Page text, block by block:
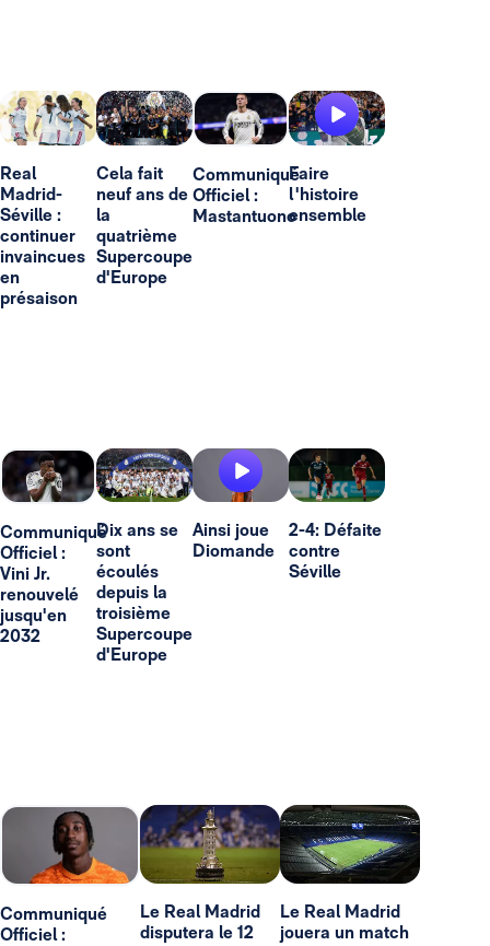
Real
Madrid-
Séville :
continuer
invaincues
en
présaison
Cela fait
neuf ans de
la
quatrième
Supercoupe
d'Europe
Communiqué
Officiel :
Mastantuono
Faire
l'histoire
ensemble
Communiqué
Officiel :
Vini Jr.
renouvelé
jusqu'en
2032
Dix ans se
sont
écoulés
depuis la
troisième
Supercoupe
d'Europe
Ainsi joue
Diomande
2-4: Défaite
contre
Séville
Communiqué
Officiel :
Le Real Madrid
disputera le 12
Le Real Madrid
jouera un match